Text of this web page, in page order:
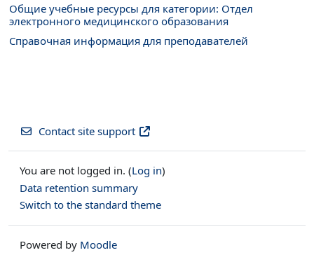
Общие учебные ресурсы для категории: Отдел
электронного медицинского образования
Справочная информация для преподавателей
Contact site support
You are not logged in. (Log in)
Data retention summary
Switch to the standard theme
Powered by Moodle